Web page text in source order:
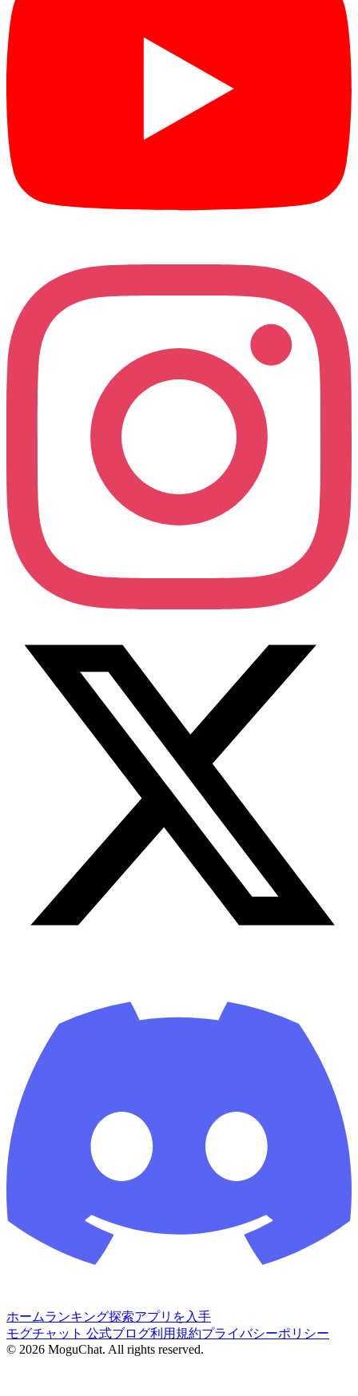
ホームランキング探索アプリを入手
モグチャット 公式ブログ利用規約プライバシーポリシー
© 2026 MoguChat. All rights reserved.